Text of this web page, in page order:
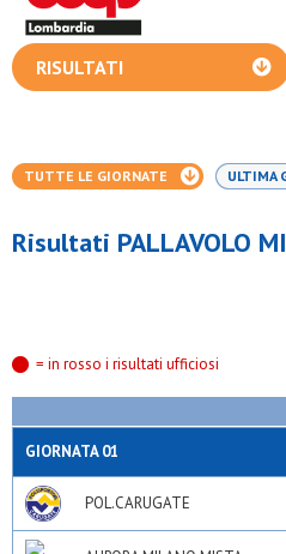
RISULTATI
TUTTE LE GIORNATE ULTIMA
Risultati PALLAVOLO
= in rosso i risultati ufficiosi
GIORNATA 01
POL.CARUGATE